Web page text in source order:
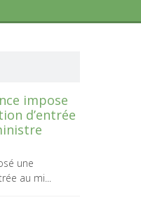
impose
d’entrée
une
au mi...